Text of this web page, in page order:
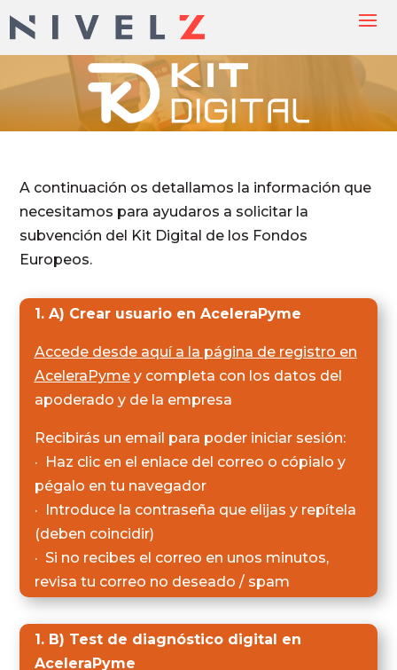
A continuación os detallamos la información que
necesitamos para ayudaros a solicitar la
subvención del Kit Digital de los Fondos
Europeos.
1. A) Crear usuario en AceleraPyme
Accede desde aquí a la página de registro en
AceleraPymey completa con los datos del
apoderado y de la empresa
Recibirás un email para poder iniciar sesión:
· Haz clic en el enlace del correo o cópialo y
pégalo en tu navegador
· Introduce la contraseña que elijas y repítela
(deben coincidir)
· Si no recibes el correo en unos minutos,
revisa tu correo no deseado / spam
1. B) Test de diagnóstico digital en
AceleraPyme